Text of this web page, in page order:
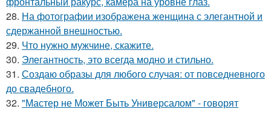
28. На фотографии изображена женщина с элегантной и
сдержанной внешностью.
29. Что нужно мужчине, скажите.
30. Элегантность, это всегда модно и стильно.
31. Создаю образы для любого случая: от повседневного
до свадебного.
32. "Мастер не Может Быть Универсалом" - говорят